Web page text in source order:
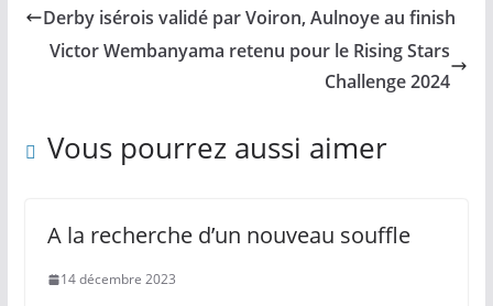
Derby isérois validé par Voiron, Aulnoye au finish
Victor Wembanyama retenu pour le Rising Stars
Challenge 2024
Vous pourrez aussi aimer
A la recherche d’un nouveau souffle
14 décembre 2023